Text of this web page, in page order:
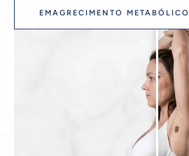
EMAGRECIMENTO METABÓLICO